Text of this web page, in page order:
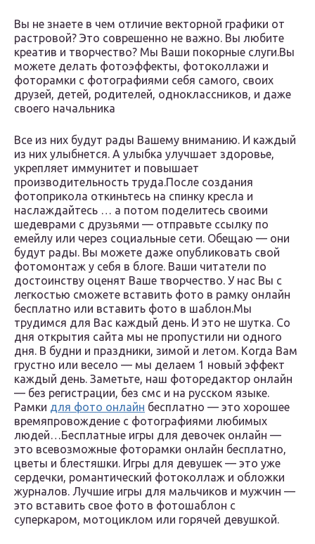
Вы не знаете в чем отличие векторной графики от
растровой? Это соврешенно не важно. Вы любите
креатив и творчество? Мы Ваши покорные слуги.Вы
можете делать фотоэффекты, фотоколлажи и
фоторамки с фотографиями себя самого, своих
друзей, детей, родителей, одноклассников, и даже
своего начальника
Все из них будут рады Вашему вниманию. И каждый
из них улыбнется. А улыбка улучшает здоровье,
укрепляет иммунитет и повышает
производительность труда.После создания
фотоприкола откиньтесь на спинку кресла и
наслаждайтесь … а потом поделитесь своими
шедеврами с друзьями — отправьте ссылку по
емейлу или через социальные сети. Обещаю — они
будут рады. Вы можете даже опубликовать свой
фотомонтаж у себя в блоге. Ваши читатели по
достоинству оценят Ваше творчество. У нас Вы с
легкостью сможете вставить фото в рамку онлайн
бесплатно или вставить фото в шаблон.Мы
трудимся для Вас каждый день. И это не шутка. Со
дня открытия сайта мы не пропустили ни одного
дня. В будни и праздники, зимой и летом. Когда Вам
грустно или весело — мы делаем 1 новый эффект
каждый день. Заметьте, наш фоторедактор онлайн
— без регистрации, без смс и на русском языке.
Рамки для фото онлайн бесплатно — это хорошее
времяпровождение с фотографиями любимых
людей…Бесплатные игры для девочек онлайн —
это всевозможные фоторамки онлайн бесплатно,
цветы и блестяшки. Игры для девушек — это уже
сердечки, романтический фотоколлаж и обложки
журналов. Лучшие игры для мальчиков и мужчин —
это вставить свое фото в фотошаблон с
суперкаром, мотоциклом или горячей девушкой.